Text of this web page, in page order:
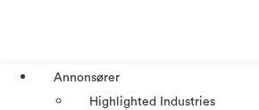
Annonsører
Highlighted Industries